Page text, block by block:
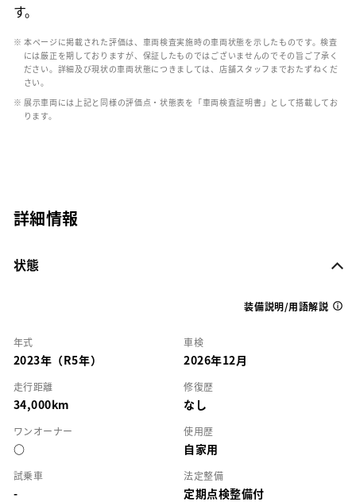
す。
※ 本ページに掲載された評価は、車両検査実施時の車両状態を示したものです。検査
には厳正を期しておりますが、保証したものではございませんのでその旨ご了承く
ださい。詳細及び現状の車両状態につきましては、店舗スタッフまでおたずねくだ
さい。
※ 展示車両には上記と同様の評価点・状態表を「車両検査証明書」として搭載してお
ります。
詳細情報
状態
装備説明/用語解説
年式
2023年（R5年）
車検
2026年12月
走行距離
34,000km
修復歴
なし
ワンオーナー
○
使用歴
自家用
試乗車
-
法定整備
定期点検整備付